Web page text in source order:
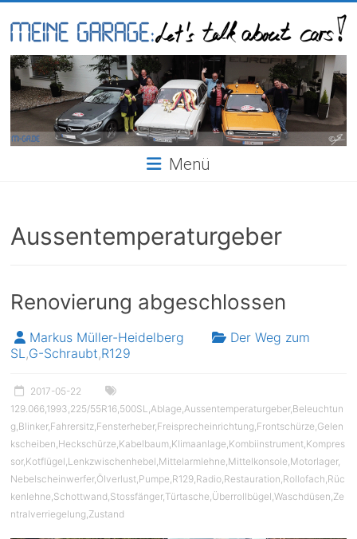
to
content
Meine
Garage
Menü
Aussentemperaturgeber
Renovierung abgeschlossen
Markus Müller-Heidelberg
Der Weg zum
SL,G-Schraubt,R129
2017-05-22
129.066,1993,225/55R16,500SL,Ablage,Aussentemperaturgeber,Beleuchtun
g,Blinker,Fahrersitz,Fensterheber,Freisprecheinrichtung,Frontschürze,Gelen
kscheiben,Heckschürze,Kabelbaum,Klimaanlage,Kombiinstrument,Kompres
sor,Kotflügel,Lenkzwischenhebel,Mittelarmlehne,Mittelkonsole,Motorlager,
Nebelscheinwerfer,Ölverlust,Pumpe,R129,Radio,Restauration,Rollofach,Rüc
kenlehne,Schottwand,Stossfänger,Türtasche,Überrollbügel,Waschdüsen,Ze
ntralverriegelung,Zustand